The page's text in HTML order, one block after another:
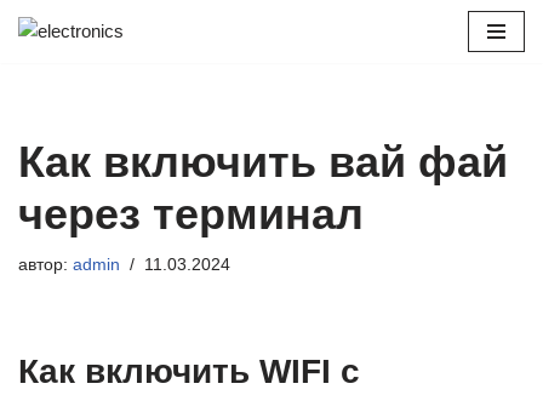
Как включить вай фай
через терминал
автор: admin 11.03.2024
Как включить WIFI с